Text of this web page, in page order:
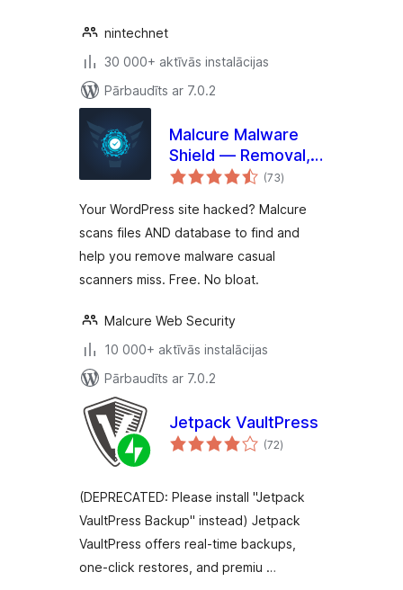
nintechnet
30 000+ aktīvās instalācijas
Pārbaudīts ar 7.0.2
Malcure Malware
Shield — Removal,
Repair, Monitor
(73vērtējumu
kopsumma
)
Your WordPress site hacked? Malcure
scans files AND database to find and
help you remove malware casual
scanners miss. Free. No bloat.
Malcure Web Security
10 000+ aktīvās instalācijas
Pārbaudīts ar 7.0.2
Jetpack VaultPress
(72vērtējumu
kopsumma
)
(DEPRECATED: Please install "Jetpack
VaultPress Backup" instead) Jetpack
VaultPress offers real-time backups,
one-click restores, and premiu …